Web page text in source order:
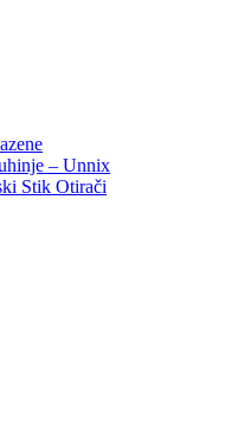
– Unnix
Stik Otirači